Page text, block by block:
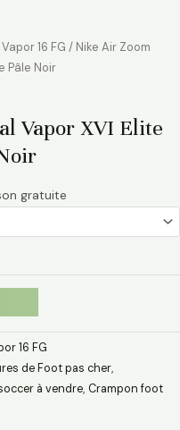
16 FG / Nike Air Zoom
Pâle Noir
Vapor XVI Elite
gratuite
16 FG
de Foot pas cher,
à vendre, Crampon foot